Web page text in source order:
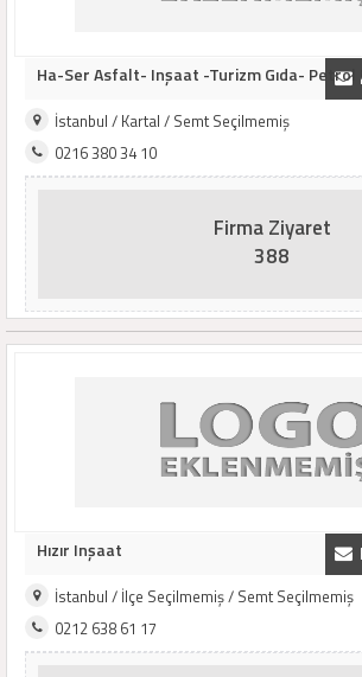
Ha-Ser Asfalt- Inşaat -Turizm Gıda- Petrol
İstanbul / Kartal / Semt Seçilmemiş
0216 380 34 10
Firma Ziyaret
388
Hızır Inşaat
İstanbul / İlçe Seçilmemiş / Semt Seçilmemiş
0212 638 61 17